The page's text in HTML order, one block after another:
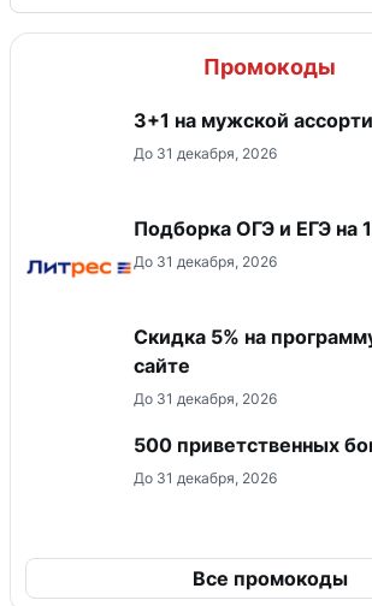
Промокоды
3+1 на мужской
До 31 декабря, 2026
Подборка ОГЭ и ЕГЭ на
До 31 декабря, 2026
Скидка 5% на
сайте
До 31 декабря, 2026
500 приветственных
До 31 декабря, 2026
Все промокоды